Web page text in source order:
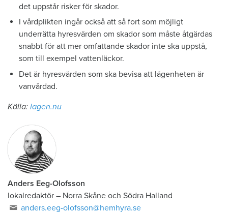
det uppstår risker för skador.
I vårdplikten ingår också att så fort som möjligt
underrätta hyresvärden om skador som måste åtgärdas
snabbt för att mer omfattande skador inte ska uppstå,
som till exempel vattenläckor.
Det är hyresvärden som ska bevisa att lägenheten är
vanvårdad.
Källa: lagen.nu
Anders Eeg-Olofsson
lokalredaktör – Norra Skåne och Södra Halland
anders.eeg-olofsson@hemhyra.se